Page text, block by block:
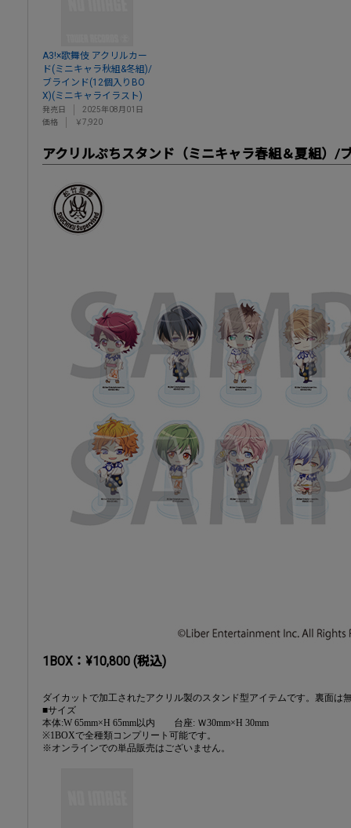
A3!×歌舞伎 アクリルカー
ド(ミニキャラ秋組&冬組)/
ブラインド(12個入りBO
X)(ミニキャライラスト)
発売日
2025年08月01日
価格
￥7,920
アクリルぷちスタンド（ミニキャラ春組＆夏組）/
1BOX：¥10,800 (税込)
ダイカットで加工されたアクリル製のスタンド型アイテムです。裏面は
■サイズ
本体:W 65mm×H 65mm以内 台座: Ｗ30mm×H 30mm
※1BOXで全種類コンプリート可能です。
※オンラインでの単品販売はございません。